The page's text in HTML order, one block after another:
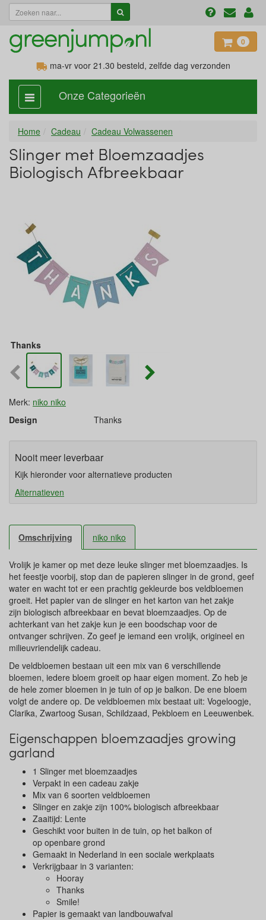
0
ma-vr voor 21.30 besteld, zelfde dag verzonden
categorie
aan,
Onze Categorieën
Home Cadeau Cadeau Volwassenen
Slinger met Bloemzaadjes
Biologisch Afbreekbaar
Thanks
Merk: niko niko
Design
Thanks
Nooit meer leverbaar
Kijk hieronder voor alternatieve producten
Alternatieven
Omschrijving niko niko
Vrolijk je kamer op met deze leuke slinger met bloemzaadjes. Is
het feestje voorbij, stop dan de papieren slinger in de grond, geef
water en wacht tot er een prachtig gekleurde bos veldbloemen
groeit. Het papier van de slinger en het karton van het zakje
zijn biologisch afbreekbaar en bevat bloemzaadjes. Op de
achterkant van het zakje kun je een boodschap voor de
ontvanger schrijven. Zo geef je iemand een vrolijk, origineel en
milieuvriendelijk cadeau.
De veldbloemen bestaan uit een mix van 6 verschillende
bloemen, iedere bloem groeit op haar eigen moment. Zo heb je
de hele zomer bloemen in je tuin of op je balkon. De ene bloem
volgt de andere op. De veldbloemen mix bestaat uit: Vogeloogje,
Clarika, Zwartoog Susan, Schildzaad, Pekbloem en Leeuwenbek.
Eigenschappen bloemzaadjes growing
garland
1 Slinger met bloemzaadjes
Verpakt in een cadeau zakje
Mix van 6 soorten veldbloemen
Slinger en zakje zijn 100% biologisch afbreekbaar
Zaaitijd: Lente
Geschikt voor buiten in de tuin, op het balkon of
op openbare grond
Gemaakt in Nederland in een sociale werkplaats
Verkrijgbaar in 3 varianten:
Hooray
Thanks
Smile!
Papier is gemaakt van landbouwafval